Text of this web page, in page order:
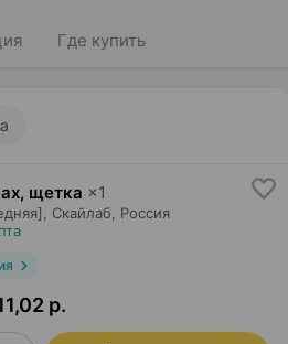
Где купить
щетка ×1
Скайлаб , Россия
р.